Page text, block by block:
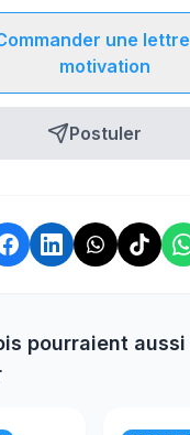
une
motivation
Postuler
pourraient